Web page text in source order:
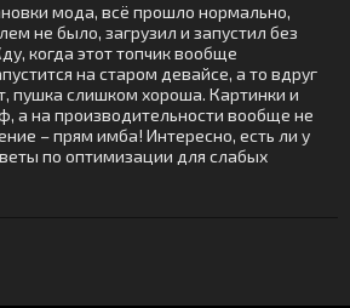
мода, всё прошло нормально,
не было, загрузил и запустил без
когда этот топчик вообще
на старом девайсе, а то вдруг
пушка слишком хороша. Картинки и
а на производительности вообще не
– прям имба! Интересно, есть ли у
по оптимизации для слабых